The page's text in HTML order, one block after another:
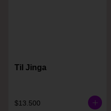
Til Jinga
$13.500